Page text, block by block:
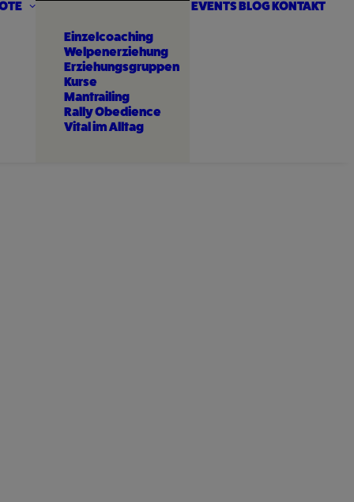
Einzelcoaching
Welpenerziehung
Erziehungsgruppen
Kurse
Mantrailing
Rally Obedience
Vital im Alltag
EVENTSBLOGKONTAKT